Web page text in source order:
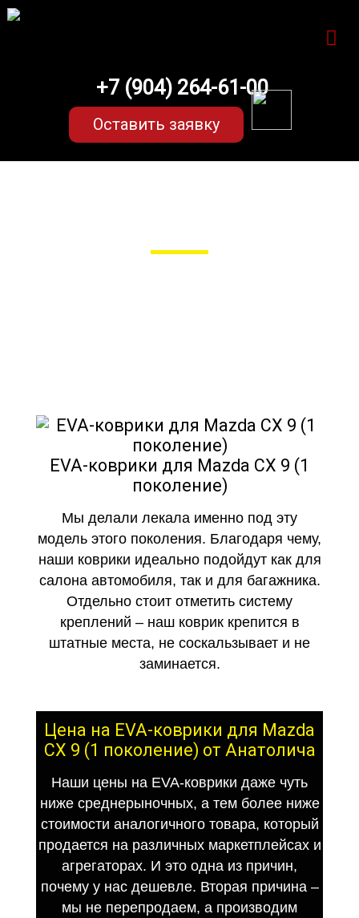
+7 (904) 264-61-00
Оставить заявку
EVA-коврики для Mazda CX 9 (1
поколение)
Мы делали лекала именно под эту
модель этого поколения. Благодаря чему,
наши коврики идеально подойдут как для
салона автомобиля, так и для багажника.
Отдельно стоит отметить систему
креплений – наш коврик крепится в
штатные места, не соскальзывает и не
заминается.
Цена на EVA-коврики для Mazda
CX 9 (1 поколение) от Анатолича
Наши цены на EVA-коврики даже чуть
ниже среднерыночных, а тем более ниже
стоимости аналогичного товара, который
продается на различных маркетплейсах и
агрегаторах. И это одна из причин,
почему у нас дешевле. Вторая причина –
мы не перепродаем, а производим